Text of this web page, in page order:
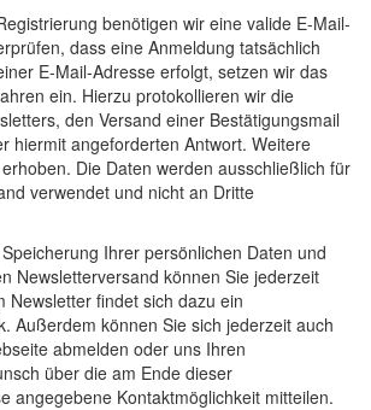
benötigen wir eine valide E-Mail-
dass eine Anmeldung tatsächlich
E-Mail-Adresse erfolgt, setzen wir das
ein. Hierzu protokollieren wir die
den Versand einer Bestätigungsmail
hiermit angeforderten Antwort. Weitere
Die Daten werden ausschließlich für
verwendet und nicht an Dritte
Ihrer persönlichen Daten und
Newsletterversand können Sie jederzeit
Newsletter findet sich dazu ein
Außerdem können Sie sich jederzeit auch
abmelden oder uns Ihren
über die am Ende dieser
angegebene Kontaktmöglichkeit mitteilen.